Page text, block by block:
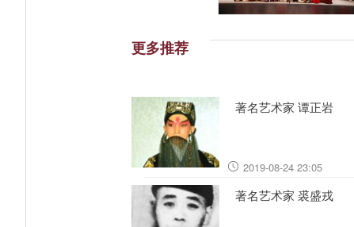
更多推荐
著名艺术家 谭正岩
2019-08-24 23:05
著名艺术家 裘盛戎